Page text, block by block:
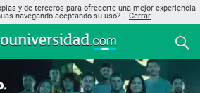
y de terceros para ofrecerte una mejor experiencia
navegando aceptando su uso? .. Cerrar